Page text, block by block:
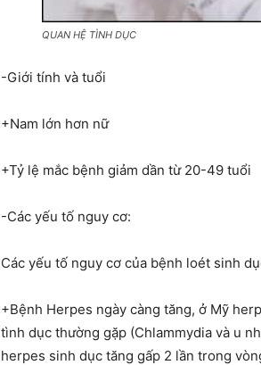
QUAN HỆ TÌNH DỤC
-Giới tính và tuổi
+Nam lớn hơn nữ
+Tỷ lệ mắc bệnh giảm dần từ 20-49 tuổi
-Các yếu tố nguy cơ:
Các yếu tố nguy cơ của bệnh loét sinh
+Bệnh Herpes ngày càng tăng, ở Mỹ
tình dục thường gặp (Chlammydia và u
herpes sinh dục tăng gấp 2 lần trong